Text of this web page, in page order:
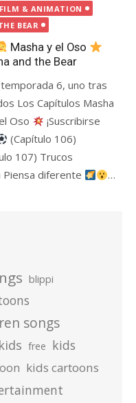
FILM & ANIMATION
BEAR
Masha y el Oso
and the Bear
6, uno tras
Los Capítulos Masha
Oso
¡Suscribirse
(Capítulo 106)
107) Trucos
Piensa diferente …
blippi
songs
free kids
kids cartoons